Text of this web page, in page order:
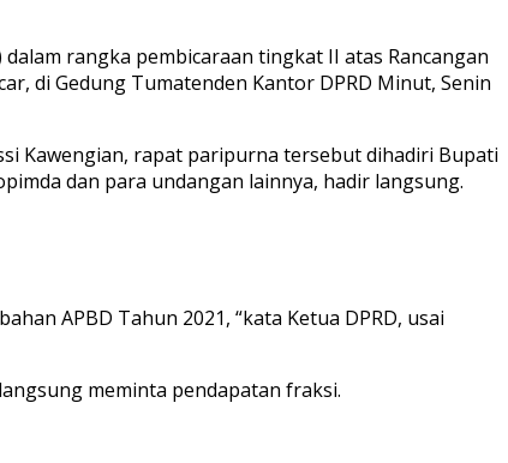
rangka pembicaraan tingkat II atas Rancangan
di Gedung Tumatenden Kantor DPRD Minut, Senin
Kawengian, rapat paripurna tersebut dihadiri Bupati
dan para undangan lainnya, hadir langsung.
APBD Tahun 2021, “kata Ketua DPRD, usai
meminta pendapatan fraksi.